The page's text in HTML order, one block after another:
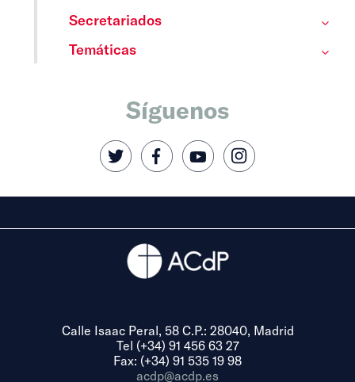
Secretariados
Temáticas
Síguenos
Calle Isaac Peral, 58 C.P.: 28040, Madrid
Tel (+34) 91 456 63 27
Fax: (+34) 91 535 19 98
acdp@acdp.es